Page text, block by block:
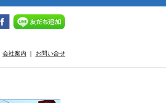
会社案内 お問い合せ